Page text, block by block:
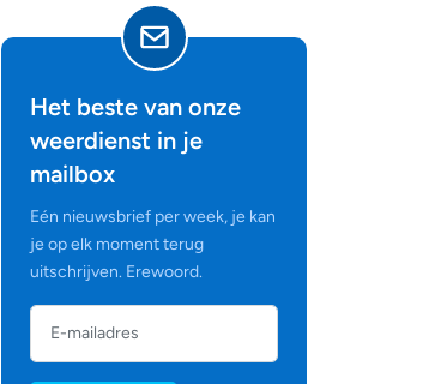
Het beste van onze
weerdienst in je
mailbox
Eén nieuwsbrief per week, je kan
je op elk moment terug
uitschrijven. Erewoord.